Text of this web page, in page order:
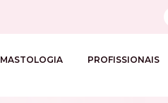
MASTOLOGIA PROFISSIONAIS